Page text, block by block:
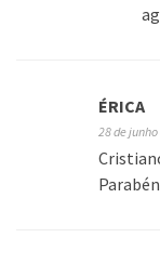
ÉRICA
28 de